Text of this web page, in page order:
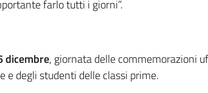
farlo tutti i giorni”.
dicembre, giornata delle commemorazioni
e degli studenti delle classi prime.